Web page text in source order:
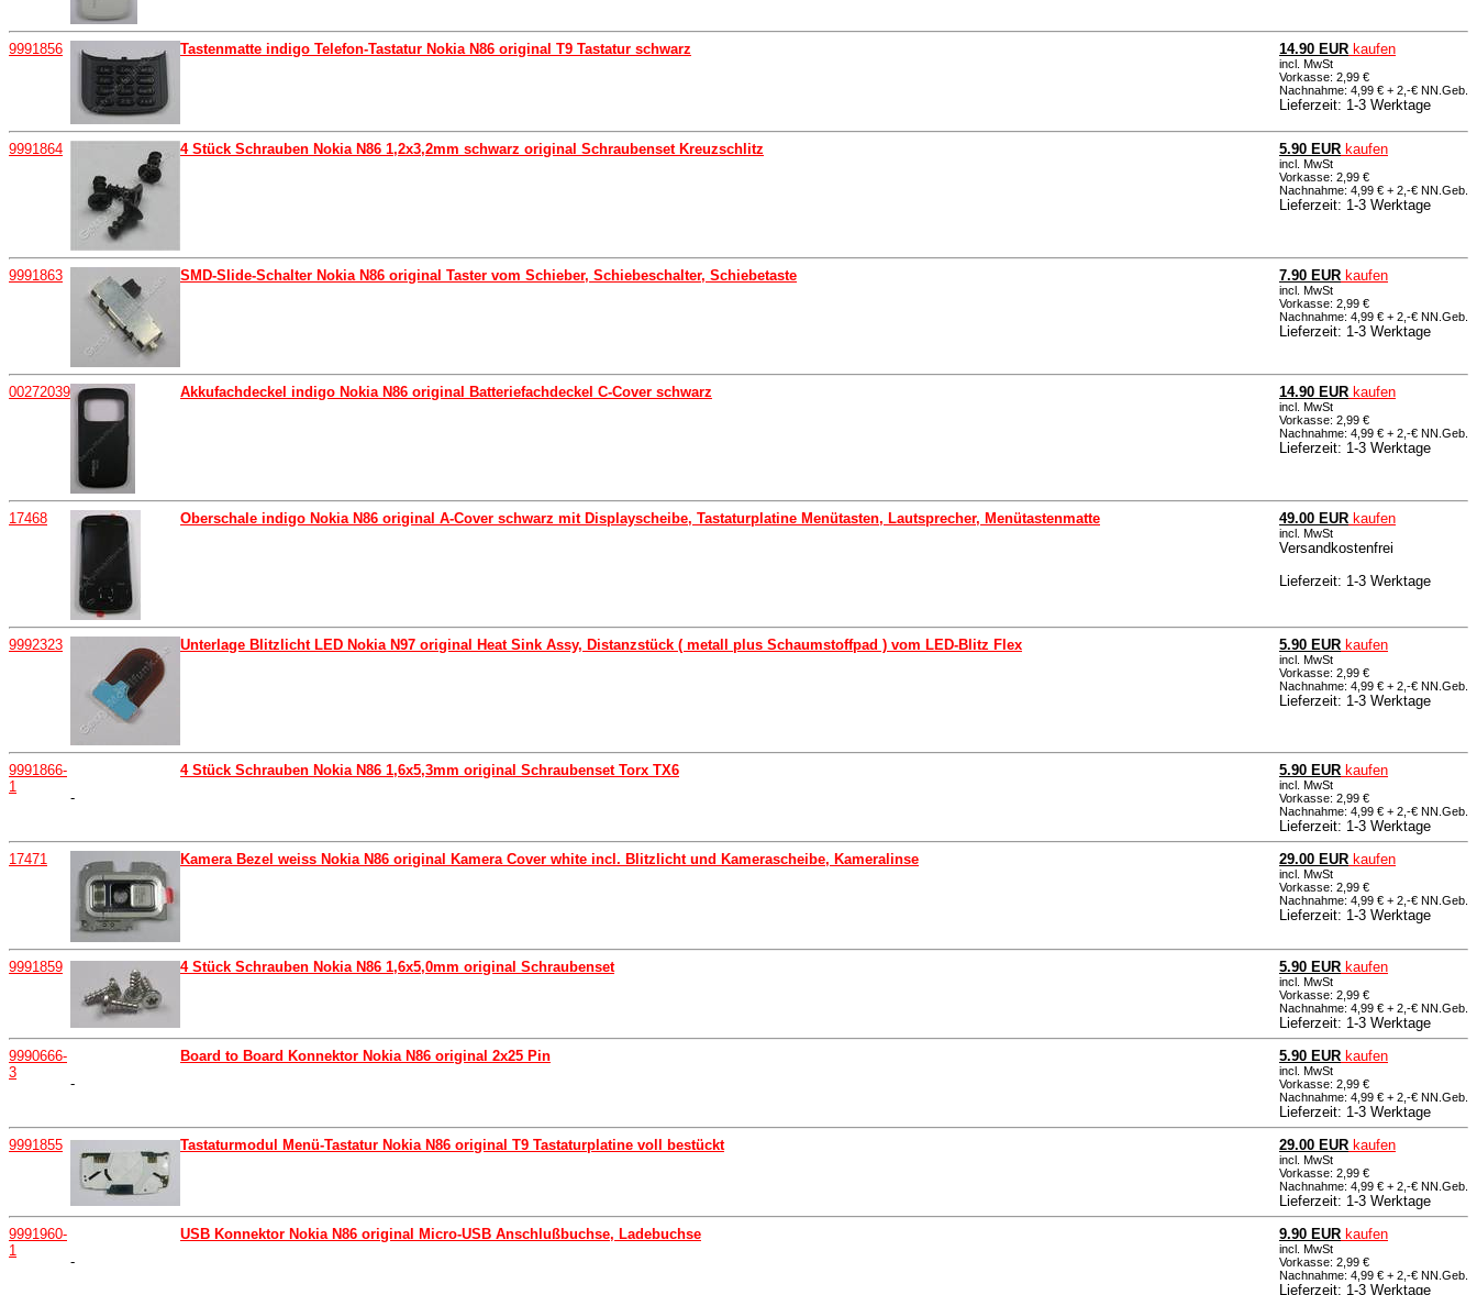
9991856 Tastenmatte indigo Telefon-Tastatur Nokia N86 original T9 Tastatur schwarz 14.90 EUR kaufen
incl. MwSt
Vorkasse: 2,99 €
Nachnahme: 4,99 € + 2,-€ NN.Geb.
Lieferzeit: 1-3 Werktage
9991864 4 Stück Schrauben Nokia N86 1,2x3,2mm schwarz original Schraubenset Kreuzschlitz 5.90 EUR kaufen
incl. MwSt
Vorkasse: 2,99 €
Nachnahme: 4,99 € + 2,-€ NN.Geb.
Lieferzeit: 1-3 Werktage
9991863 SMD-Slide-Schalter Nokia N86 original Taster vom Schieber, Schiebeschalter, Schiebetaste 7.90 EUR kaufen
incl. MwSt
Vorkasse: 2,99 €
Nachnahme: 4,99 € + 2,-€ NN.Geb.
Lieferzeit: 1-3 Werktage
00272039 Akkufachdeckel indigo Nokia N86 original Batteriefachdeckel C-Cover schwarz 14.90 EUR kaufen
incl. MwSt
Vorkasse: 2,99 €
Nachnahme: 4,99 € + 2,-€ NN.Geb.
Lieferzeit: 1-3 Werktage
17468 Oberschale indigo Nokia N86 original A-Cover schwarz mit Displayscheibe, Tastaturplatine Menütasten, Lautsprecher, Menütastenmatte 49.00 EUR kaufen
incl. MwSt
Versandkostenfrei
Lieferzeit: 1-3 Werktage
9992323 Unterlage Blitzlicht LED Nokia N97 original Heat Sink Assy, Distanzstück ( metall plus Schaumstoffpad ) vom LED-Blitz Flex 5.90 EUR kaufen
incl. MwSt
Vorkasse: 2,99 €
Nachnahme: 4,99 € + 2,-€ NN.Geb.
Lieferzeit: 1-3 Werktage
9991866-
1
-
4 Stück Schrauben Nokia N86 1,6x5,3mm original Schraubenset Torx TX6 5.90 EUR kaufen
incl. MwSt
Vorkasse: 2,99 €
Nachnahme: 4,99 € + 2,-€ NN.Geb.
Lieferzeit: 1-3 Werktage
17471
Kamera Bezel weiss Nokia N86 original Kamera Cover white incl. Blitzlicht und Kamerascheibe, Kameralinse 29.00 EUR kaufen
incl. MwSt
Vorkasse: 2,99 €
Nachnahme: 4,99 € + 2,-€ NN.Geb.
Lieferzeit: 1-3 Werktage
9991859 4 Stück Schrauben Nokia N86 1,6x5,0mm original Schraubenset 5.90 EUR kaufen
incl. MwSt
Vorkasse: 2,99 €
Nachnahme: 4,99 € + 2,-€ NN.Geb.
Lieferzeit: 1-3 Werktage
9990666-
3
-
Board to Board Konnektor Nokia N86 original 2x25 Pin 5.90 EUR kaufen
incl. MwSt
Vorkasse: 2,99 €
Nachnahme: 4,99 € + 2,-€ NN.Geb.
Lieferzeit: 1-3 Werktage
9991855
Tastaturmodul Menü-Tastatur Nokia N86 original T9 Tastaturplatine voll bestückt 29.00 EUR kaufen
incl. MwSt
Vorkasse: 2,99 €
Nachnahme: 4,99 € + 2,-€ NN.Geb.
Lieferzeit: 1-3 Werktage
9991960-
1
-
USB Konnektor Nokia N86 original Micro-USB Anschlußbuchse, Ladebuchse 9.90 EUR kaufen
incl. MwSt
Vorkasse: 2,99 €
Nachnahme: 4,99 € + 2,-€ NN.Geb.
Lieferzeit: 1-3 Werktage